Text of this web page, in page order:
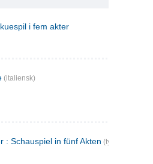
i fem akter
(italiensk)
: Schauspiel in fünf Akten (tysk)